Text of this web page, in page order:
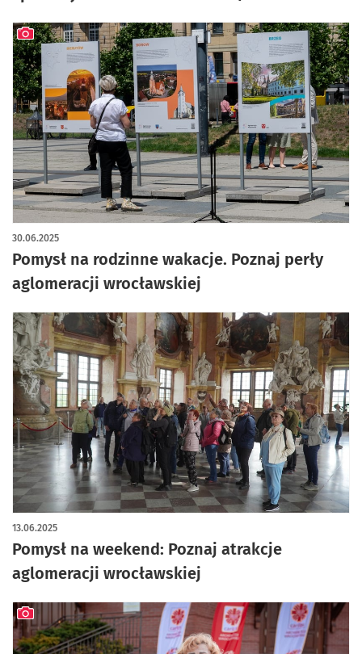
Pomysł na rodzinne wakacje. Poznaj perły
aglomeracji wrocławskiej
30.06.2025
artykuł z galerią zdjęć
Pomysł na weekend: Poznaj atrakcje
aglomeracji wrocławskiej
13.06.2025